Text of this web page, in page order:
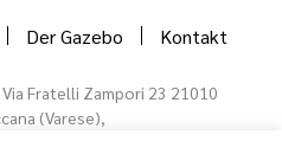
Der Gazebo Kontakt
Via Fratelli Zampori 23 21010
(Varese),